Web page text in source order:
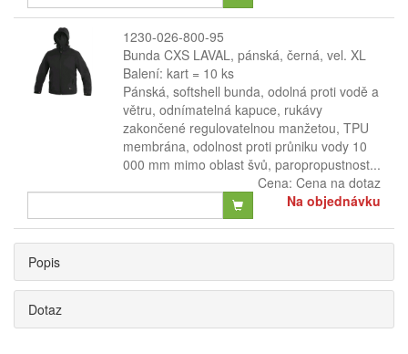
1230-026-800-95
Bunda CXS LAVAL, pánská, černá, vel. XL
Balení: kart = 10 ks
Pánská, softshell bunda, odolná proti vodě a
větru, odnímatelná kapuce, rukávy
zakončené regulovatelnou manžetou, TPU
membrána, odolnost proti průniku vody 10
000 mm mimo oblast švů, paropropustnost...
Cena: Cena na dotaz
Na objednávku
Popis
Dotaz